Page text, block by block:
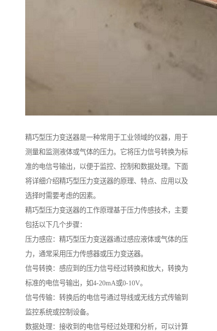
精巧型压力变送器是一种常用于工业领域的仪器，用于
测量和监测液体或气体的压力。它将压力信号转换为标
准的电信号输出，以便于监控、控制和数据处理。下面
将详细介绍精巧型压力变送器的原理、特点、应用以及
选择时需要考虑的因素。
精巧型压力变送器的工作原理基于压力传感技术，主要
包括以下几个步骤：
压力感应：精巧型压力变送器通过感应液体或气体的压
力，通常采用压力传感器或压力变送器。
信号转换：感应到的压力信号经过转换和放大，转换为
标准的电信号输出，如4-20mA或0-10V。
信号传输：转换后的电信号通过导线或无线方式传输到
监控系统或控制设备。
数据处理：接收到的电信号经过处理和分析，可以计算